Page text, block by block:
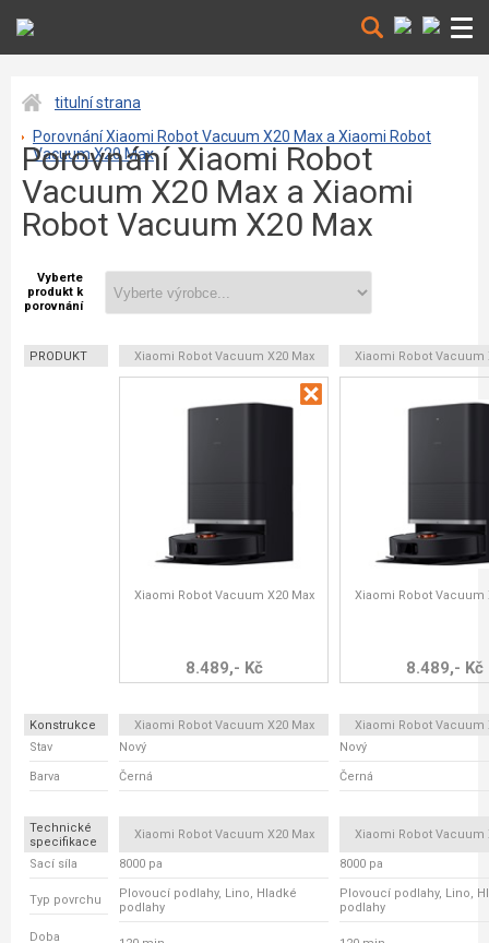
titulní strana
Porovnání Xiaomi Robot Vacuum X20 Max a Xiaomi Robot
Vacuum X20 Max
Porovnání Xiaomi Robot
Vacuum X20 Max a Xiaomi
Robot Vacuum X20 Max
Vyberte
produkt k
porovnání
PRODUKT Xiaomi Robot Vacuum X20 Max Xiaomi Robot Vacuum
Xiaomi Robot Vacuum X20 Max
8.489,- Kč
Xiaomi Robot Vacuum
8.489,- Kč
Konstrukce Xiaomi Robot Vacuum X20 Max
Xiaomi Robot Vacuum
Stav
Nový Nový
Barva Černá Černá
Technické
specifikace
Xiaomi Robot Vacuum X20 Max Xiaomi Robot Vacuum
Sací síla 8000 pa 8000 pa
Typ povrchu
Plovoucí podlahy, Lino, Hladké
podlahy
Plovoucí podlahy, Lino,
podlahy
Doba